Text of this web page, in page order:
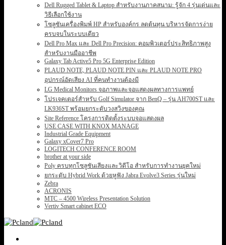
Dell Rugged Tablet & Laptop สำหรับงานภาคสนาม: รู้จัก 4 รุ่นเด่นและ
วิธีเลือกใช้งาน
โซลูชันเครื่องพิมพ์ HP สำหรับองค์กร ลดต้นทุน บริหารจัดการง่าย
ครบจบในระบบเดียว
Dell Pro Max และ Dell Pro Precision: คอมพิวเตอร์ประสิทธิภาพสูง
สำหรับงานมืออาชีพ
Galaxy Tab Active5 Pro 5G Enterprise Edition
PLAUD NOTE, PLAUD NOTE PIN และ PLAUD NOTE PRO
อุปกรณ์อัดเสียง AI ที่คนทำงานต้องมี
LG Medical Monitors จอภาพและจอแสดงผลทางการแพทย์
โปรเจคเตอร์สำหรับ Golf Simulator จาก BenQ – รุ่น AH700ST และ
LK936ST พร้อมยกระดับวงสวิงของคุณ
Site Reference โครงการติดตั้งระบบจอแสดงผล
USE CASE WITH KNOX MANAGE
Industrial Grade Equipment
Galaxy xCover7 Pro
LOGITECH CONFERENCE ROOM
brother at your side
Poly ครบทุกโซลูชันเสียงและวิดีโอ สำหรับการทำงานยุคใหม่
ยกระดับ Hybrid Work ด้วยหูฟัง Jabra Evolve3 Series รุ่นใหม่
Zebra
ACRONIS
MTC – 4500 Wireless Presentation Solution
Vertiv Smart cabinet ECO